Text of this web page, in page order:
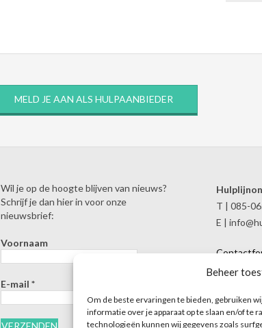
Beheer
Om de beste ervaringen te bieden, gebruiken
informatie over je apparaat op te slaan en/of te
technologieën kunnen wij gegevens zoals
MELD JE AAN ALS HULPAANBIEDER
Wil je op de hoogte blijven van nieuws?
Schrijf je dan hier in voor onze
nieuwsbrief:
Voornaam
E-mail *
T | 085-
E |
Over